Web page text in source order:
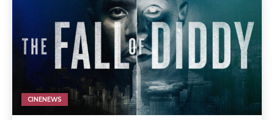
CINENEWS